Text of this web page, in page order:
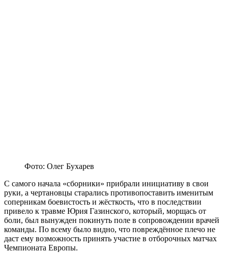
Фото: Олег Бухарев
С самого начала «сборники» прибрали инициативу в свои
руки, а чертановцы старались противопоставить именитым
соперникам боевистость и жёсткость, что в последствии
привело к травме Юрия Газинского, который, морщась от
боли, был вынужден покинуть поле в сопровождении врачей
команды. По всему было видно, что повреждённое плечо не
даст ему возможность принять участие в отборочных матчах
Чемпионата Европы.